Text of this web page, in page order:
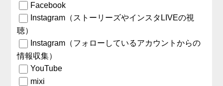
Facebook
Instagram（ストーリーズやインスタLIVEの視
聴）
Instagram（フォローしているアカウントからの
情報収集）
YouTube
mixi